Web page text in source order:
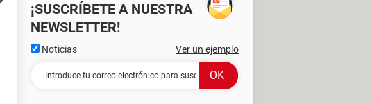
¡SUSCRÍBETE A NUESTRA
NEWSLETTER!
Noticias Ver un ejemplo